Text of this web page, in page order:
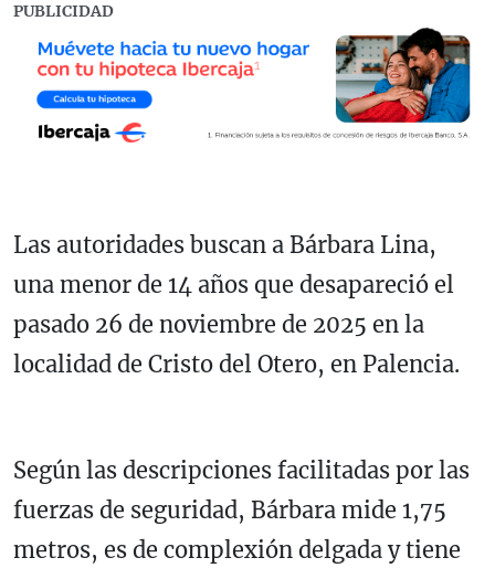
PUBLICIDAD
Las autoridades buscan a Bárbara Lina,
una menor de 14 años que desapareció el
pasado 26 de noviembre de 2025 en la
localidad de Cristo del Otero, en Palencia.
Según las descripciones facilitadas por las
fuerzas de seguridad, Bárbara mide 1,75
metros, es de complexión delgada y tiene